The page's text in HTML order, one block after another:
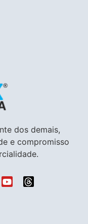
dos demais,
e compromisso